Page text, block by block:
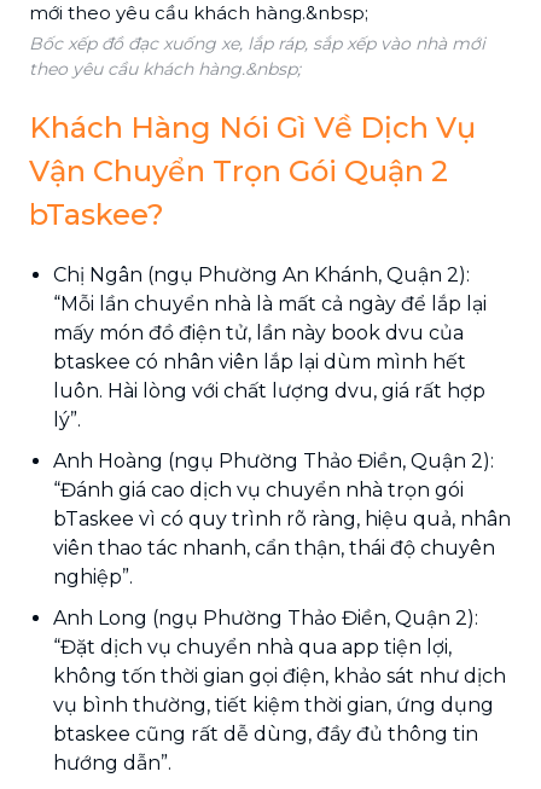
Bốc xếp đồ đạc xuống xe, lắp ráp, sắp xếp vào nhà mới
theo yêu cầu khách hàng.&nbsp;
Khách Hàng Nói Gì Về Dịch Vụ
Vận Chuyển Trọn Gói Quận 2
bTaskee?
Chị Ngân (ngụ Phường An Khánh, Quận 2):
“Mỗi lần chuyển nhà là mất cả ngày để lắp lại
mấy món đồ điện tử, lần này book dvu của
btaskee có nhân viên lắp lại dùm mình hết
luôn. Hài lòng với chất lượng dvu, giá rất hợp
lý”.
Anh Hoàng (ngụ Phường Thảo Điền, Quận 2):
“Đánh giá cao dịch vụ chuyển nhà trọn gói
bTaskee vì có quy trình rõ ràng, hiệu quả, nhân
viên thao tác nhanh, cẩn thận, thái độ chuyên
nghiệp”.
Anh Long (ngụ Phường Thảo Điền, Quận 2):
“Đặt dịch vụ chuyển nhà qua app tiện lợi,
không tốn thời gian gọi điện, khảo sát như dịch
vụ bình thường, tiết kiệm thời gian, ứng dụng
btaskee cũng rất dễ dùng, đầy đủ thông tin
hướng dẫn”.